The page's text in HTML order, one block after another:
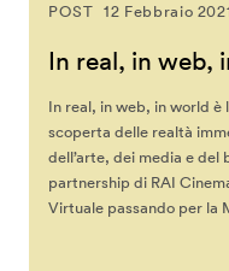
POST 12 Febbraio
In real, in web,
In real, in web, in world
scoperta delle realtà
dell’arte, dei media e del
partnership di RAI
Virtuale passando per la